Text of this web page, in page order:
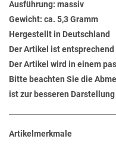
Ausführung: massiv
Gewicht: ca. 5,3 Gramm
Hergestellt in Deutschland
Der Artikel ist
Der Artikel wird in einem
Bitte beachten Sie die
ist zur besseren
Artikelmerkmale